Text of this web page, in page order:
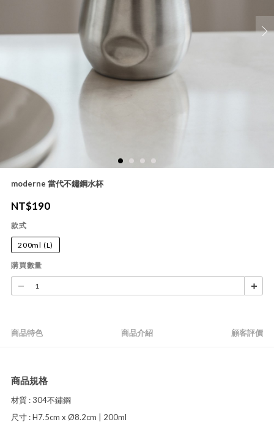
moderne 當代不鏽鋼水杯
NT$190
款式
200ml (L)
購買數量
商品特色 商品介紹 顧客評價
商品規格
材質 : 304不鏽鋼
尺寸 : H7.5cm x Ø8.2cm | 200ml